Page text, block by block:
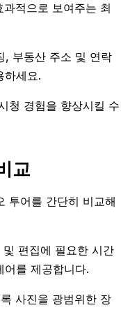
적으로 보여주는 최
, 부동산 주소 및 연락
하세요.
청 경험을 향상시킬 수
교
투어를 간단히 비교해
편집에 필요한 시간
를 제공합니다.
사진을 광범위한 장